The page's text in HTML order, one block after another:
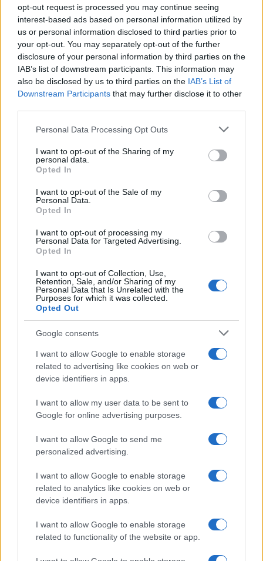
opt-out request is processed you may continue seeing
interest-based ads based on personal information utilized by
us or personal information disclosed to third parties prior to
your opt-out. You may separately opt-out of the further
disclosure of your personal information by third parties on the
IAB’s list of downstream participants. This information may
also be disclosed by us to third parties on the IAB’s List of
Downstream Participants that may further disclose it to other
Please note that this website/app uses one or more Google
not limited to your visit or usage behaviour. You may click to
grant or deny consent to Google and its third-party tags to
use your data for below specified purposes in below Google
consent section.
Personal Data Processing Opt Outs
I want to opt-out of the Sharing of my
personal data.
Opted In
I want to opt-out of the Sale of my
Personal Data.
Opted In
I want to opt-out of processing my
Personal Data for Targeted Advertising.
Opted In
I want to opt-out of Collection, Use,
Retention, Sale, and/or Sharing of my
Personal Data that Is Unrelated with the
Purposes for which it was collected.
Opted Out
Google consents
I want to allow Google to enable storage
related to advertising like cookies on web or
device identifiers in apps.
I want to allow my user data to be sent to
Google for online advertising purposes.
I want to allow Google to send me
personalized advertising.
I want to allow Google to enable storage
related to analytics like cookies on web or
device identifiers in apps.
I want to allow Google to enable storage
related to functionality of the website or app.
Sigue leyendo
Modernización del Aeropuerto Internacional Modibo
Keita en Bamako: Nuevos Mostradores de
Facturación
Carla Vidal · 6 Ago 2026
EUROPA